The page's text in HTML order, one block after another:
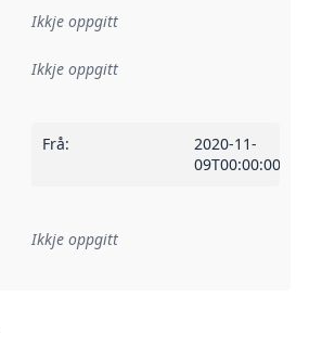
Ikkje oppgitt
Ikkje oppgitt
Frå:
2020-11-
09T00:00:00Z
Referanse til ei implementeringsregel eller
Ikkje oppgitt